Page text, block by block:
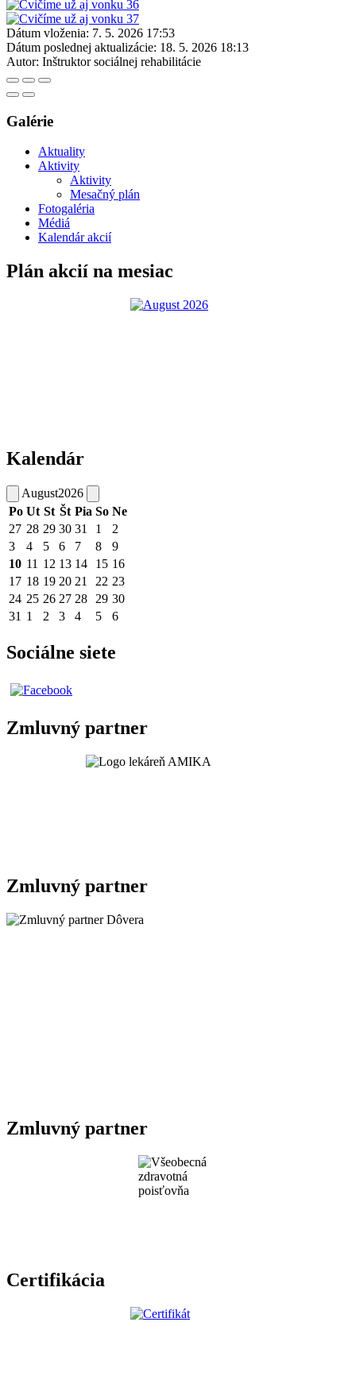
Dátum vloženia: 7. 5. 2026 17:53
Dátum poslednej aktualizácie: 18. 5. 2026 18:13
Autor: Inštruktor sociálnej rehabilitácie
Galérie
Aktuality
Aktivity
Aktivity
Mesačný plán
Fotogaléria
Médiá
Kalendár akcií
Plán akcií na mesiac
Kalendár
August2026
Po Ut St Št Pia So Ne
27 28 29 30 31 1
2
3
4 5 6 7 8
9
10 11 12 13 14 15 16
17 18 19 20 21 22 23
24 25 26 27 28 29 30
31 1 2 3 4 5 6
Sociálne siete
Zmluvný partner
Zmluvný partner
Zmluvný partner
Certifikácia